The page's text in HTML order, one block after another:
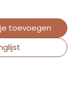
toevoegen